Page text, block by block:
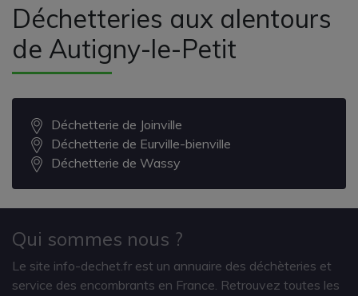
Déchetteries aux alentours
de Autigny-le-Petit
Déchetterie de Joinville
Déchetterie de Eurville-bienville
Déchetterie de Wassy
Qui sommes nous ?
Le site info-dechet.fr est un annuaire des déchèteries et
service des encombrants en France. Retrouvez toutes les